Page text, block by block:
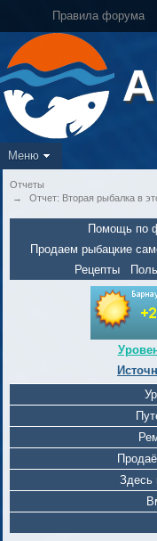
Правила форума
Меню
Отчеты
→
Отчет: Вторая рыбалка в
Помощь по
Продаем рыбацкие
Рецепты
Здесь